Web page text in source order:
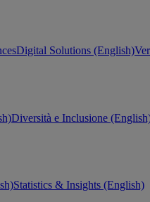
Digital Solutions (English)
Diversità e Inclusione
Statistics & Insights (English)